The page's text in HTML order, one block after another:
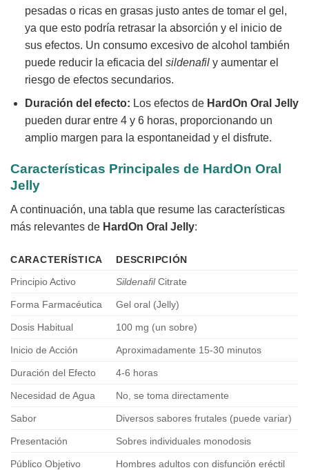
pesadas o ricas en grasas justo antes de tomar el gel,
ya que esto podría retrasar la absorción y el inicio de
sus efectos. Un consumo excesivo de alcohol también
puede reducir la eficacia del sildenafily aumentar el
riesgo de efectos secundarios.
Duración del efecto: Los efectos de HardOn Oral Jelly
pueden durar entre 4 y 6 horas, proporcionando un
amplio margen para la espontaneidad y el disfrute.
Características Principales de HardOn Oral
Jelly
A continuación, una tabla que resume las características
más relevantes de HardOn Oral Jelly:
CARACTERÍSTICA
DESCRIPCIÓN
Principio Activo
SildenafilCitrate
Forma Farmacéutica Gel oral (Jelly)
Dosis Habitual 100 mg (un sobre)
Inicio de Acción Aproximadamente 15-30 minutos
Duración del Efecto 4-6 horas
Necesidad de Agua No, se toma directamente
Sabor Diversos sabores frutales (puede variar)
Presentación Sobres individuales monodosis
Público Objetivo Hombres adultos con disfunción eréctil